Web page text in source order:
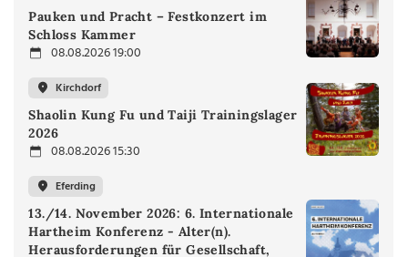
Pauken und Pracht – Festkonzert im
Schloss Kammer
08.08.2026 19:00
Kirchdorf
Shaolin Kung Fu und Taiji Trainingslager
2026
08.08.2026 15:30
Eferding
13./14. November 2026: 6. Internationale
Hartheim Konferenz - Alter(n).
Herausforderungen für Gesellschaft,